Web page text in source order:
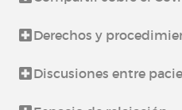
Derechos y
Discusiones entre